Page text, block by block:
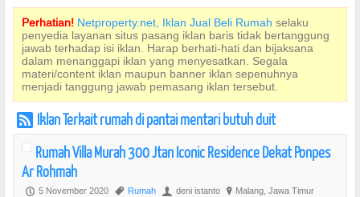
Perhatian! Netproperty.net, Iklan Jual Beli Rumah selaku
penyedia layanan situs pasang iklan baris tidak bertanggung
jawab terhadap isi iklan. Harap berhati-hati dan bijaksana
dalam menanggapi iklan yang menyesatkan. Segala
materi/content iklan maupun banner iklan sepenuhnya
menjadi tanggung jawab pemasang iklan tersebut.
r Iklan Terkait rumah di pantai mentari butuh duit
Rumah Villa Murah 300 Jtan Iconic Residence Dekat Ponpes
Ar Rohmah
P 5 November 2020 , Rumah U deni istanto ? Malang, Jawa Timur